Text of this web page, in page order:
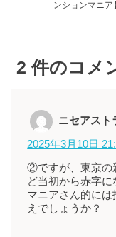
ンションマニア
2 件のコメ
ニセアスト
2025年3月10日
②ですが、東京の
ど当初から赤字
マニアさん的に
えでしょうか？